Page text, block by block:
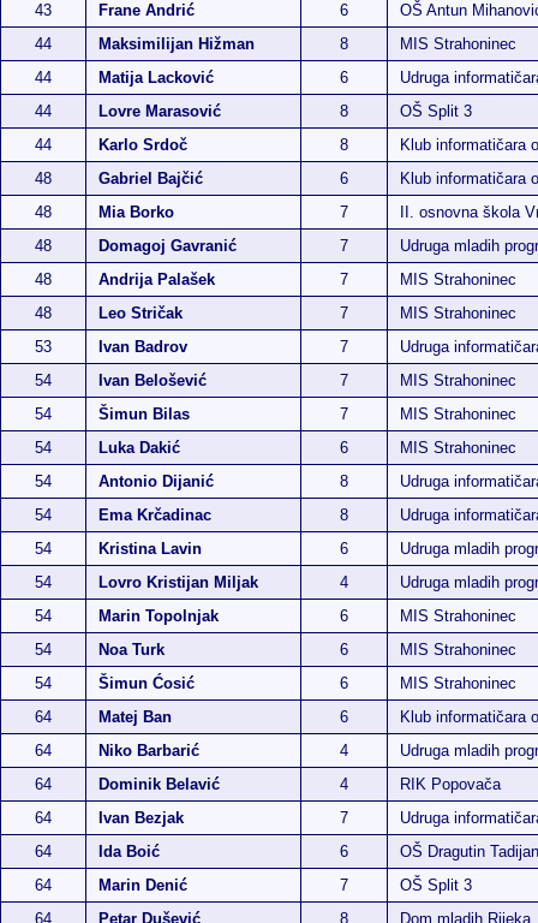
43
Frane Andrić 6
OŠ Antun
44
Maksimilijan Hižman 8
MIS Strahoninec
44
Matija Lacković 6
Udruga
44
Lovre Marasović 8
OŠ Split 3
44
Karlo Srdoč 8
Klub informatičara
48
Gabriel Bajčić 6
Klub informatičara
48
Mia Borko 7
II. osnovna škola
48
Domagoj Gavranić 7
Udruga mladih
48
Andrija Palašek 7
MIS Strahoninec
48
Leo Stričak 7
MIS Strahoninec
53
Ivan Badrov 7
Udruga
54
Ivan Belošević 7
MIS Strahoninec
54
Šimun Bilas 7
MIS Strahoninec
54
Luka Dakić 6
MIS Strahoninec
54
Antonio Dijanić 8
Udruga
54
Ema Krčadinac 8
Udruga
54
Kristina Lavin 6
Udruga mladih
54
Lovro Kristijan Miljak 4
Udruga mladih
54
Marin Topolnjak 6
MIS Strahoninec
54
Noa Turk 6
MIS Strahoninec
54
Šimun Ćosić 6
MIS Strahoninec
64
Matej Ban 6
Klub informatičara
64
Niko Barbarić 4
Udruga mladih
64
Dominik Belavić 4
RIK Popovača
64
Ivan Bezjak 7
Udruga
64
Ida Boić 6
OŠ Dragutin
64
Marin Denić 7
OŠ Split 3
64
Petar Dušević 8 Dom mladih Rijeka